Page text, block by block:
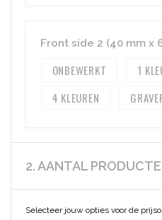
Front side 2 (40 mm x
ONBEWERKT
1
4
2. AANTAL
Selecteer jouw opties voor de